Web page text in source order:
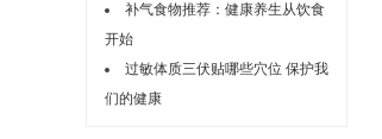
补气食物推荐：健康养生从饮食
开始
过敏体质三伏贴哪些穴位 保护我
们的健康